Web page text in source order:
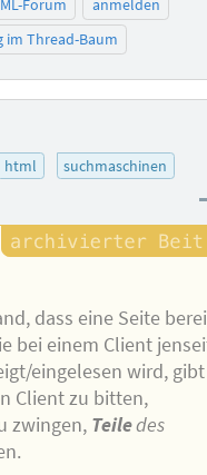
Forum
anmelden
im Thread-Baum
html suchmaschinen
dass eine Seite
bei einem Client
eingelesen wird,
Client zu bitten,
zwingen, Teiledes